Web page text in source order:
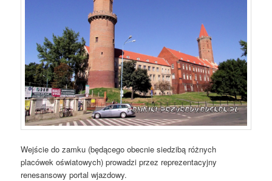
Wejście do zamku (będącego obecnie siedzibą różnych
placówek oświatowych) prowadzi przez reprezentacyjny
renesansowy portal wjazdowy.